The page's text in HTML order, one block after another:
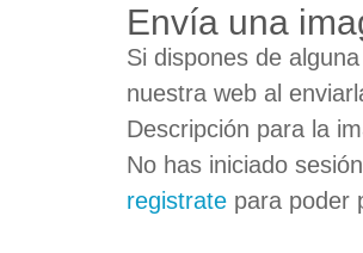
Envía una
Si dispones de
nuestra web al
Descripción para la
No has iniciado
registrate para poder